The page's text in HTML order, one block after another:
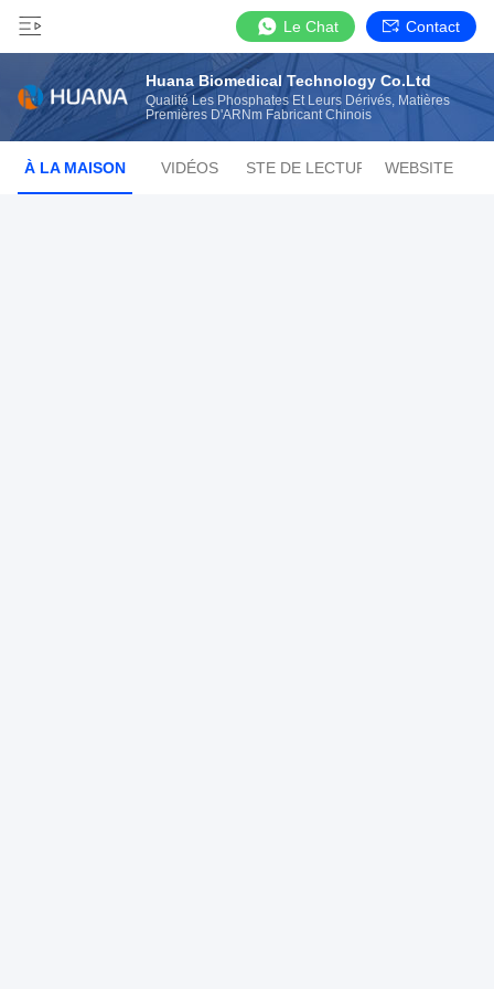
Le Chat Contact
Huana Biomedical Technology Co.Ltd
Qualité Les Phosphates Et Leurs Dérivés, Matières
Premières D'ARNm Fabricant Chinois
À LA MAISON VIDÉOS LISTE DE LECTURE WEBSITE